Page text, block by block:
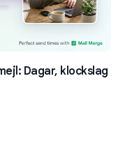
Dagar, klockslag